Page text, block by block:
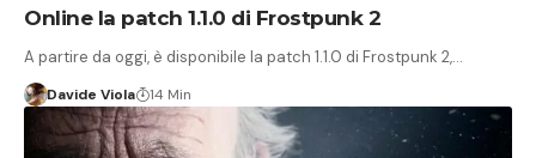
Online la patch 1.1.0 di Frostpunk 2
A partire da oggi, è disponibile la patch 1.1.0 di Frostpunk 2,…
Davide Viola 14 Min